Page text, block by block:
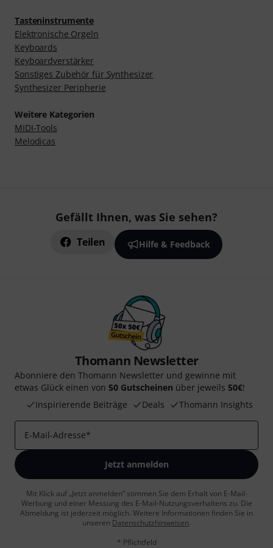
Tasteninstrumente
Elektronische Orgeln
Keyboards
Keyboardverstärker
Sonstiges Zubehör für Synthesizer
Synthesizer Peripherie
Weitere Kategorien
MIDI-Tools
Melodicas
Gefällt Ihnen, was Sie sehen?
Teilen Hilfe & Feedback
Thomann Newsletter
Abonniere den Thomann Newsletter und gewinne mit
etwas Glück einen von 50 Gutscheinen über jeweils 50€!
Inspirierende Beiträge
Deals Thomann Insights
E-Mail-Adresse*
Jetzt anmelden
Mit Klick auf „Jetzt anmelden“ stimmen Sie dem Erhalt von E-Mail-
Werbung und einer Messung des E-Mail-Nutzungsverhaltens zu. Die
Abmeldung ist jederzeit möglich. Weitere Informationen finden Sie in
unseren Datenschutzhinweisen.
* Pflichtfeld